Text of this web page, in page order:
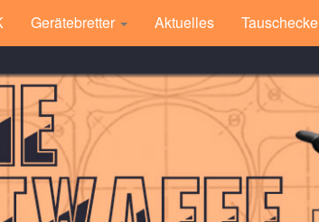
Gerätebretter Aktuelles Tauschecke